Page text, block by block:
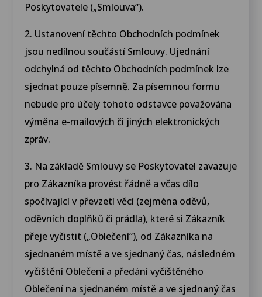
Poskytovatele („Smlouva“).
2. Ustanovení těchto Obchodních podmínek
jsou nedílnou součástí Smlouvy. Ujednání
odchylná od těchto Obchodních podmínek lze
sjednat pouze písemně. Za písemnou formu
nebude pro účely tohoto odstavce považována
výměna e-mailových či jiných elektronických
zpráv.
3. Na základě Smlouvy se Poskytovatel zavazuje
pro Zákazníka provést řádně a včas dílo
spočívající v převzetí věcí (zejména oděvů,
oděvních doplňků či prádla), které si Zákazník
přeje vyčistit („Oblečení“), od Zákazníka na
sjednaném místě a ve sjednaný čas, následném
vyčištění Oblečení a předání vyčištěného
Oblečení na sjednaném místě a ve sjednaný čas